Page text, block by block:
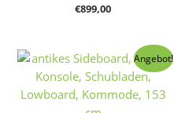
€899,00
Angebot!